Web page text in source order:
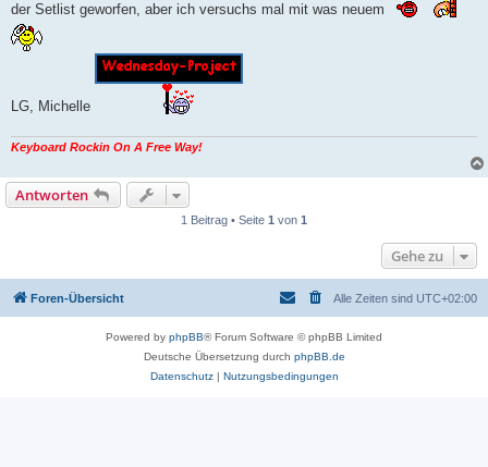
der Setlist geworfen, aber ich versuchs mal mit was neuem
LG, Michelle
Keyboard Rockin On A Free Way!
Antworten
1 Beitrag • Seite 1 von 1
Gehe zu
Foren-Übersicht Alle Zeiten sind UTC+02:00
Powered by phpBB® Forum Software © phpBB Limited
Deutsche Übersetzung durch phpBB.de
Datenschutz| Nutzungsbedingungen